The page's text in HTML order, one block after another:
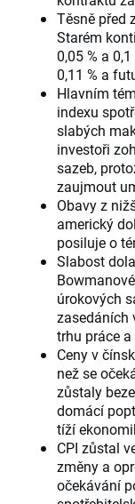
Těsně před
Starém
0,05 % a
0,11 % a
Hlavním
indexu
slabých
investoři
sazeb,
zaujmout
Obavy z
americký
posiluje o
Slabost
úrokových
zasedáních
trhu práce
Ceny v
než se
zůstaly
domácí
tíží
CPI zůstal
změny a
očekávání